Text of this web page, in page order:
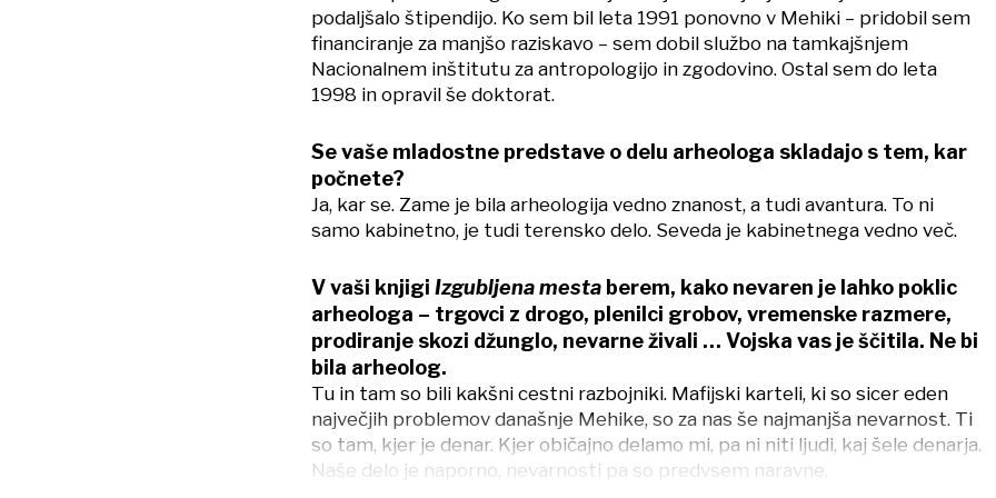
podaljšalo štipendijo. Ko sem bil leta 1991 ponovno v Mehiki – pridobil sem
financiranje za manjšo raziskavo – sem dobil službo na tamkajšnjem
Nacionalnem inštitutu za antropologijo in zgodovino. Ostal sem do leta
1998 in opravil še doktorat.
Se vaše mladostne predstave o delu arheologa skladajo s tem, kar
počnete?
Ja, kar se. Zame je bila arheologija vedno znanost, a tudi avantura. To ni
samo kabinetno, je tudi terensko delo. Seveda je kabinetnega vedno več.
V vaši knjigi Izgubljena mesta berem, kako nevaren je lahko poklic
arheologa – trgovci z drogo, plenilci grobov, vremenske razmere,
prodiranje skozi džunglo, nevarne živali … Vojska vas je ščitila. Ne bi
bila arheolog.
Tu in tam so bili kakšni cestni razbojniki. Mafijski karteli, ki so sicer eden
največjih problemov današnje Mehike, so za nas še najmanjša nevarnost. Ti
so tam, kjer je denar. Kjer običajno delamo mi, pa ni niti ljudi, kaj šele denarja.
Naše delo je naporno, nevarnosti pa so predvsem naravne.